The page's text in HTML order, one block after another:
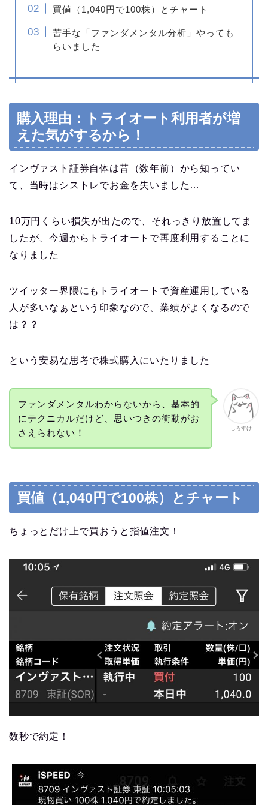
買値（1,040円で100株）とチャート
苦手な「ファンダメンタル分析」やっても
らいました
購入理由：トライオート利用者が増
えた気がするから！
インヴァスト証券自体は昔（数年前）から知ってい
て、当時はシストレでお金を失いました…
10万円くらい損失が出たので、それっきり放置してま
したが、今週からトライオートで再度利用することに
なりました
ツイッター界隈にもトライオートで資産運用している
人が多いなぁという印象なので、業績がよくなるので
は？？
という安易な思考で株式購入にいたりました
しろすけ
ファンダメンタルわからないから、基本的
にテクニカルだけど、思いつきの衝動がお
さえられない！
買値（1,040円で100株）とチャート
ちょっとだけ上で買おうと指値注文！
数秒で約定！